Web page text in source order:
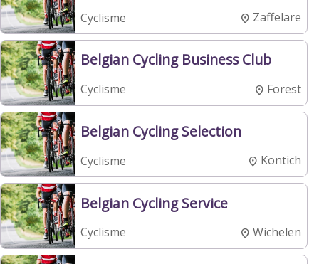
Cyclisme Zaffelare
Belgian Cycling Business Club
Cyclisme Forest
Belgian Cycling Selection
Cyclisme Kontich
Belgian Cycling Service
Cyclisme Wichelen